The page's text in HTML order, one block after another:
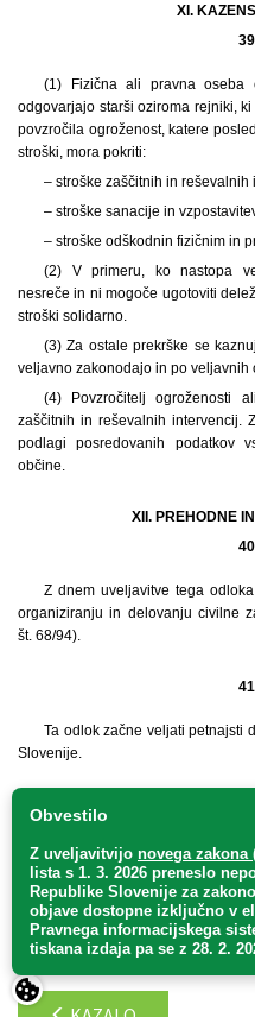
XI.
(1) Fizična ali pravna oseba
odgovarjajo starši oziroma rejniki,
povzročila ogroženost, katere
stroški, mora pokriti:
– stroške zaščitnih in reševalnih
– stroške sanacije in
– stroške odškodnin fizičnim in
(2) V primeru, ko nastopa
nesreče in ni mogoče ugotoviti
stroški solidarno.
(3) Za ostale prekrške se
veljavno zakonodajo in po veljavnih
(4) Povzročitelj ogroženosti
zaščitnih in reševalnih intervencij.
podlagi posredovanih podatkov
občine.
XII. PREHODNE
Z dnem uveljavitve tega
organiziranju in delovanju civilne
št. 68/94).
Ta odlok začne veljati petnajsti
Slovenije.
Obvestilo
Z uveljavitvijo novega zakona
lista s 1. 3. 2026 preneslo
Republike Slovenije za
objave dostopne izključno v
Pravnega informacijskega
tiskana izdaja pa se z 28. 2.